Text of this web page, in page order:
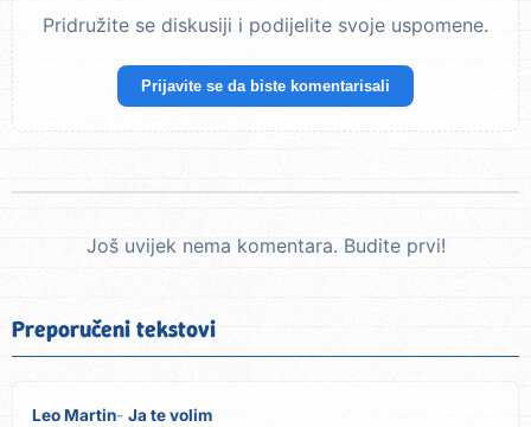
Pridružite se diskusiji i podijelite svoje uspomene.
Prijavite se da biste komentarisali
Još uvijek nema komentara. Budite prvi!
Preporučeni tekstovi
Leo Martin Ja te volim